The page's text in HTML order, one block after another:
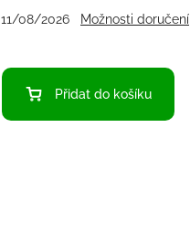
11/08/2026 Možnosti doručení
Přidat do košíku